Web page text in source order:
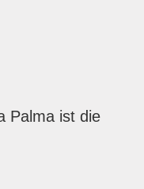
Palma ist die